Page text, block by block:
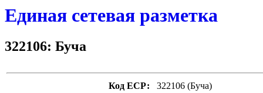
Единая сетевая разметка
322106: Буча
Код ЕСР:
322106 (Буча)